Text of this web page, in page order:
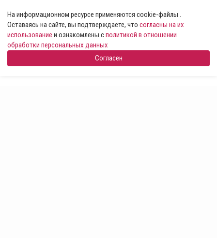
На информационном ресурсе применяются cookie-файлы .
Оставаясь на сайте, вы подтверждаете, что согласны на их
использование и ознакомлены сполитикой в отношении
обработки персональных данных
Согласен